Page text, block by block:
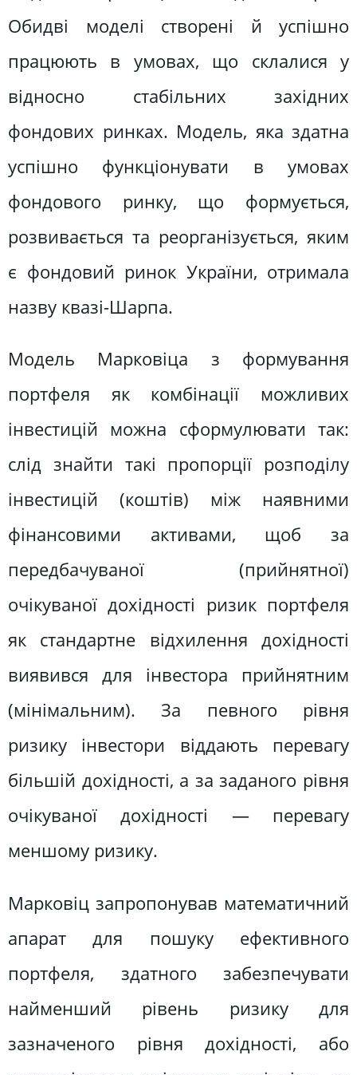
Обидві моделі створені й успішно
працюють в умовах, що склалися у
відносно стабільних західних
фондових ринках. Модель, яка здатна
успішно функціонувати в умовах
фондового ринку, що формується,
розвивається та реорганізується, яким
є фондовий ринок України, отримала
назву квазі-Шарпа.
Модель Марковіца з формування
портфеля як комбінації можливих
інвестицій можна сформулювати так:
слід знайти такі пропорції розподілу
інвестицій (коштів) між наявними
фінансовими активами, щоб за
передбачуваної (прийнятної)
очікуваної дохідності ризик портфеля
як стандартне відхилення дохідності
виявився для інвестора прийнятним
(мінімальним). За певного рівня
ризику інвестори віддають перевагу
більшій дохідності, а за заданого рівня
очікуваної дохідності — перевагу
меншому ризику.
Марковіц запропонував математичний
апарат для пошуку ефективного
портфеля, здатного забезпечувати
найменший рівень ризику для
зазначеного рівня дохідності, або